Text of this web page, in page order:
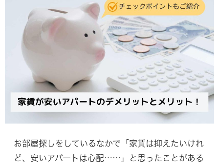
お部屋探しをしているなかで「家賃は抑えたいけれ
ど、安いアパートは心配……」と思ったことがある